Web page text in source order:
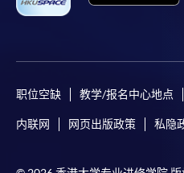
职位空缺 教学/报名中心地点
内联网 网页出版政策 私隐